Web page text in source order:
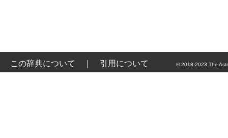
この辞典について 引用について © 2018-2023 The